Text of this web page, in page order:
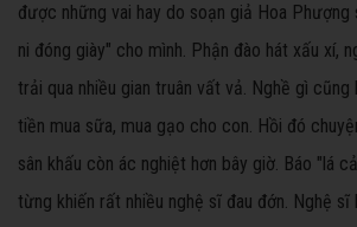
được những vai hay do soạn giả Hoa
ni đóng giày" cho mình. Phận đào hát xấu xí,
trải qua nhiều gian truân vất vả. Nghề gì
tiền mua sữa, mua gạo cho con. Hồi đó
sân khấu còn ác nghiệt hơn bây giờ. Báo "lá
từng khiến rất nhiều nghệ sĩ đau đớn. Nghệ sĩ